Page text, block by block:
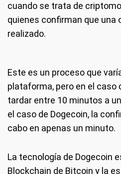
cuando se trata de
quienes confirman que una
realizado.
Este es un proceso que
plataforma, pero en el caso
tardar entre 10 minutos a
el caso de Dogecoin, la
cabo en apenas un minuto.
La tecnología de Dogecoin
Blockchain de Bitcoin y la